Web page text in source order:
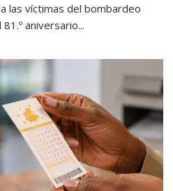
las víctimas del bombardeo
aniversario...